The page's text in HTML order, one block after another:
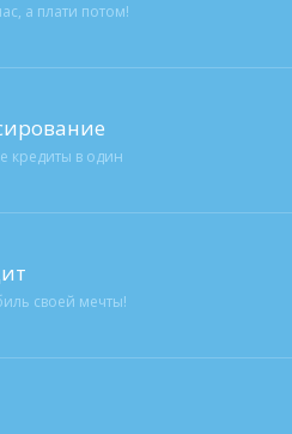
а плати потом!
кредиты в один
своей мечты!